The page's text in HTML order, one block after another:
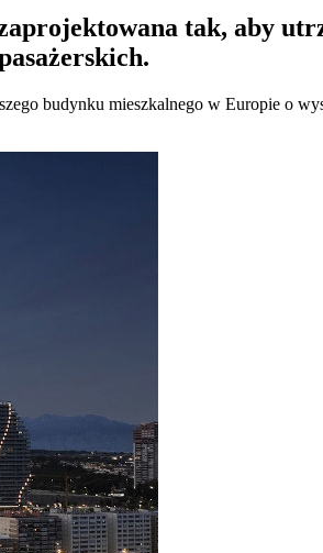
zaprojektowana tak, aby
budynku mieszkalnego w Europie o